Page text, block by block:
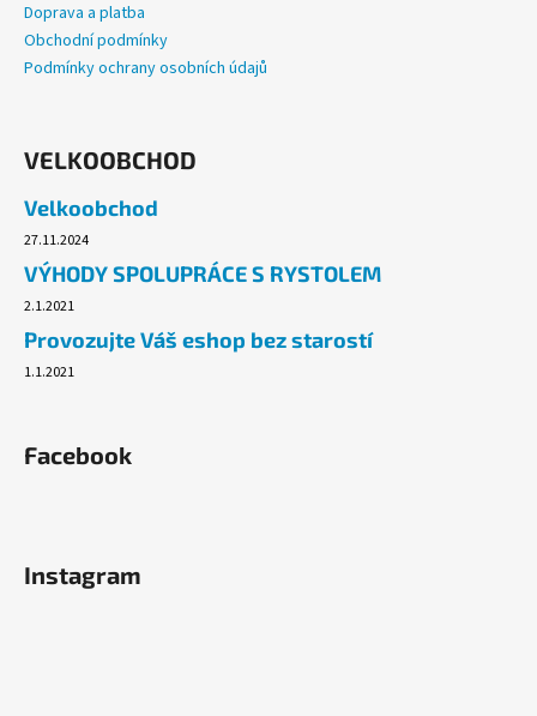
D
o
p
u
u
j
e
m
e
TAŠKA
200KS/ROLE
BALENÉ
Doprava a platba
Obchodní podmínky
Podmínky ochrany osobních údajů
VELKOOBCHOD
Velkoobchod
27.11.2024
VÝHODY SPOLUPRÁCE S RYSTOLEM
2.1.2021
Provozujte Váš eshop bez starostí
1.1.2021
Facebook
Instagram